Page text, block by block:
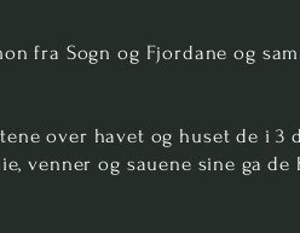
fra Sogn og Fjordane og
over havet og huset de i 3
venner og sauene sine ga